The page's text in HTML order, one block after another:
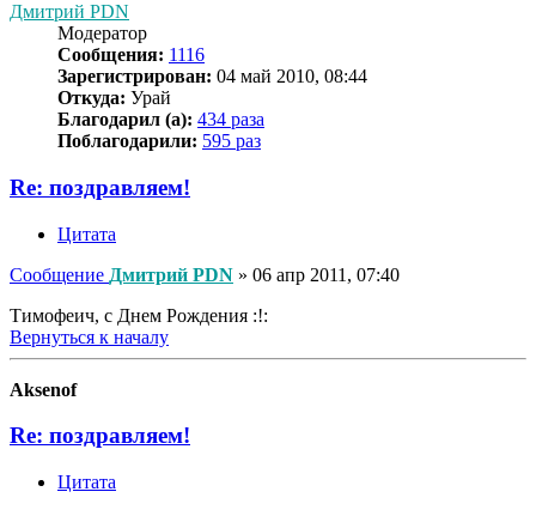
Дмитрий PDN
Модератор
Сообщения: 1116
Зарегистрирован: 04 май 2010, 08:44
Откуда: Урай
Благодарил (а): 434 раза
Поблагодарили: 595 раз
Re: поздравляем!
Цитата
Сообщение Дмитрий PDN » 06 апр 2011, 07:40
Тимофеич, с Днем Рождения :!:
Вернуться к началу
Aksenof
Re: поздравляем!
Цитата